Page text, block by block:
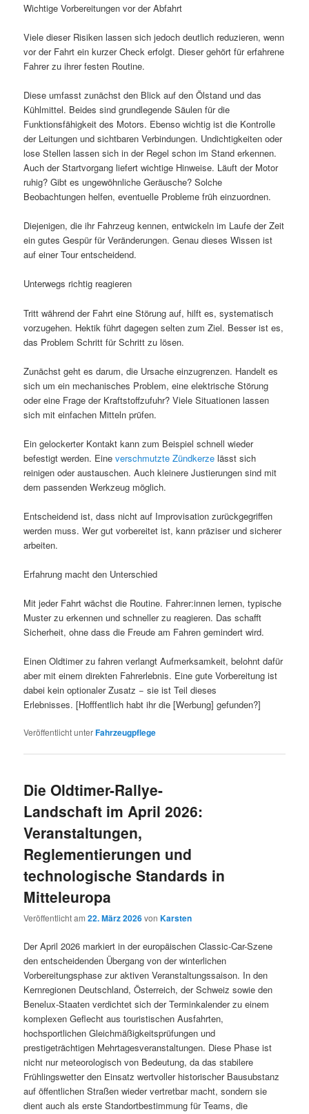
Wichtige Vorbereitungen vor der Abfahrt
Viele dieser Risiken lassen sich jedoch deutlich reduzieren, wenn
vor der Fahrt ein kurzer Check erfolgt. Dieser gehört für erfahrene
Fahrer zu ihrer festen Routine.
Diese umfasst zunächst den Blick auf den Ölstand und das
Kühlmittel. Beides sind grundlegende Säulen für die
Funktionsfähigkeit des Motors. Ebenso wichtig ist die Kontrolle
der Leitungen und sichtbaren Verbindungen. Undichtigkeiten oder
lose Stellen lassen sich in der Regel schon im Stand erkennen.
Auch der Startvorgang liefert wichtige Hinweise. Läuft der Motor
ruhig? Gibt es ungewöhnliche Geräusche? Solche
Beobachtungen helfen, eventuelle Probleme früh einzuordnen.
Diejenigen, die ihr Fahrzeug kennen, entwickeln im Laufe der Zeit
ein gutes Gespür für Veränderungen. Genau dieses Wissen ist
auf einer Tour entscheidend.
Unterwegs richtig reagieren
Tritt während der Fahrt eine Störung auf, hilft es, systematisch
vorzugehen. Hektik führt dagegen selten zum Ziel. Besser ist es,
das Problem Schritt für Schritt zu lösen.
Zunächst geht es darum, die Ursache einzugrenzen. Handelt es
sich um ein mechanisches Problem, eine elektrische Störung
oder eine Frage der Kraftstoffzufuhr? Viele Situationen lassen
sich mit einfachen Mitteln prüfen.
Ein gelockerter Kontakt kann zum Beispiel schnell wieder
befestigt werden. Eineverschmutzte Zündkerze lässt sich
reinigen oder austauschen. Auch kleinere Justierungen sind mit
dem passenden Werkzeug möglich.
Entscheidend ist, dass nicht auf Improvisation zurückgegriffen
werden muss. Wer gut vorbereitet ist, kann präziser und sicherer
arbeiten.
Erfahrung macht den Unterschied
Mit jeder Fahrt wächst die Routine. Fahrer:innen lernen, typische
Muster zu erkennen und schneller zu reagieren. Das schafft
Sicherheit, ohne dass die Freude am Fahren gemindert wird.
Einen Oldtimer zu fahren verlangt Aufmerksamkeit, belohnt dafür
aber mit einem direkten Fahrerlebnis. Eine gute Vorbereitung ist
dabei kein optionaler Zusatz − sie ist Teil dieses
Erlebnisses. [Hofffentlich habt ihr die [Werbung] gefunden?]
Veröffentlicht unterFahrzeugpflege
Die Oldtimer-Rallye-
Landschaft im April 2026:
Veranstaltungen,
Reglementierungen und
technologische Standards in
Mitteleuropa
Veröffentlicht am22. März 2026vonKarsten
Der April 2026 markiert in der europäischen Classic-Car-Szene
den entscheidenden Übergang von der winterlichen
Vorbereitungsphase zur aktiven Veranstaltungssaison. In den
Kernregionen Deutschland, Österreich, der Schweiz sowie den
Benelux-Staaten verdichtet sich der Terminkalender zu einem
komplexen Geflecht aus touristischen Ausfahrten,
hochsportlichen Gleichmäßigkeitsprüfungen und
prestigeträchtigen Mehrtagesveranstaltungen. Diese Phase ist
nicht nur meteorologisch von Bedeutung, da das stabilere
Frühlingswetter den Einsatz wertvoller historischer Bausubstanz
auf öffentlichen Straßen wieder vertretbar macht, sondern sie
dient auch als erste Standortbestimmung für Teams, die